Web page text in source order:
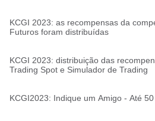
KCGI 2023: as recompensas da
Futuros foram distribuídas
KCGI 2023: distribuição das
Trading Spot e Simulador de Trading
KCGI2023: Indique um Amigo - Até